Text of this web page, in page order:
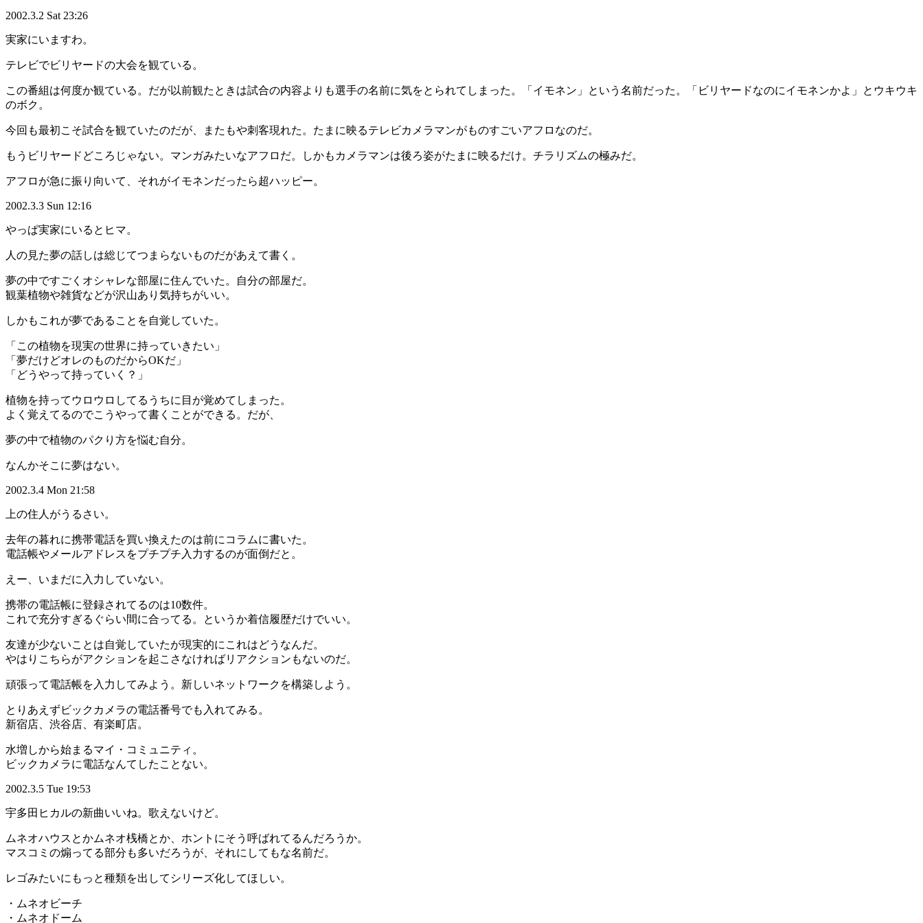
2002.3.2 Sat 23:26
実家にいますわ。
テレビでビリヤードの大会を観ている。
この番組は何度か観ている。だが以前観たときは試合の内容よりも選手の名前に気をとられてしまった。「イモネン」という名前だった。「ビリヤードなのにイモネンかよ」とウキウキ
のボク。
今回も最初こそ試合を観ていたのだが、またもや刺客現れた。たまに映るテレビカメラマンがものすごいアフロなのだ。
もうビリヤードどころじゃない。マンガみたいなアフロだ。しかもカメラマンは後ろ姿がたまに映るだけ。チラリズムの極みだ。
アフロが急に振り向いて、それがイモネンだったら超ハッピー。
2002.3.3 Sun 12:16
やっぱ実家にいるとヒマ。
人の見た夢の話しは総じてつまらないものだがあえて書く。
夢の中ですごくオシャレな部屋に住んでいた。自分の部屋だ。
観葉植物や雑貨などが沢山あり気持ちがいい。
しかもこれが夢であることを自覚していた。
「この植物を現実の世界に持っていきたい」
「夢だけどオレのものだからOKだ」
「どうやって持っていく？」
植物を持ってウロウロしてるうちに目が覚めてしまった。
よく覚えてるのでこうやって書くことができる。だが、
夢の中で植物のパクり方を悩む自分。
なんかそこに夢はない。
2002.3.4 Mon 21:58
上の住人がうるさい。
去年の暮れに携帯電話を買い換えたのは前にコラムに書いた。
電話帳やメールアドレスをプチプチ入力するのが面倒だと。
えー、いまだに入力していない。
携帯の電話帳に登録されてるのは10数件。
これで充分すぎるぐらい間に合ってる。というか着信履歴だけでいい。
友達が少ないことは自覚していたが現実的にこれはどうなんだ。
やはりこちらがアクションを起こさなければリアクションもないのだ。
頑張って電話帳を入力してみよう。新しいネットワークを構築しよう。
とりあえずビックカメラの電話番号でも入れてみる。
新宿店、渋谷店、有楽町店。
水増しから始まるマイ・コミュニティ。
ビックカメラに電話なんてしたことない。
2002.3.5 Tue 19:53
宇多田ヒカルの新曲いいね。歌えないけど。
ムネオハウスとかムネオ桟橋とか、ホントにそう呼ばれてるんだろうか。
マスコミの煽ってる部分も多いだろうが、それにしてもな名前だ。
レゴみたいにもっと種類を出してシリーズ化してほしい。
・ムネオビーチ
・ムネオドーム